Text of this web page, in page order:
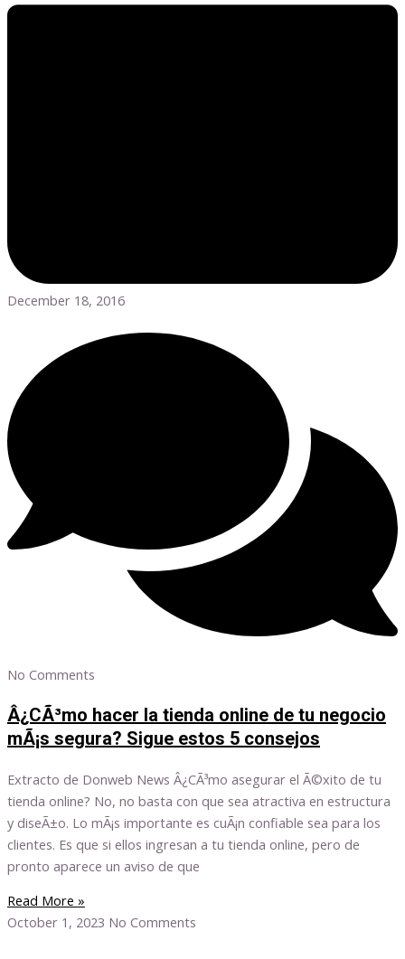
December 18, 2016
No Comments
Â¿CÃ³mo hacer la tienda online de tu negocio
mÃ¡s segura? Sigue estos 5 consejos
Extracto de Donweb News Â¿CÃ³mo asegurar el Ã©xito de tu
tienda online? No, no basta con que sea atractiva en estructura
y diseÃ±o. Lo mÃ¡s importante es cuÃ¡n confiable sea para los
clientes. Es que si ellos ingresan a tu tienda online, pero de
pronto aparece un aviso de que
Read More »
October 1, 2023 No Comments